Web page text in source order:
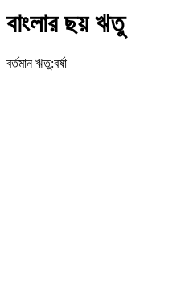
বাংলার ছয় ঋতু
বর্তমান ঋতু:বর্ষা